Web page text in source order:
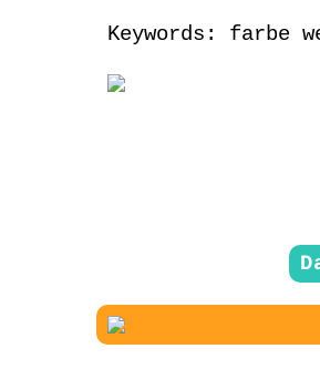
Keywords: farbe